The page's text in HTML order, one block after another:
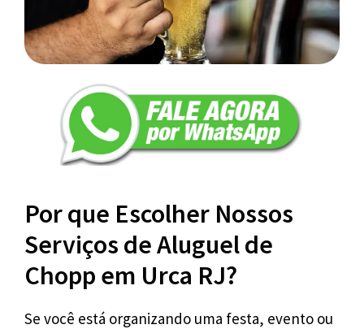
Por que Escolher Nossos
Serviços de Aluguel de
Chopp em Urca RJ?
Se você está organizando uma festa, evento ou